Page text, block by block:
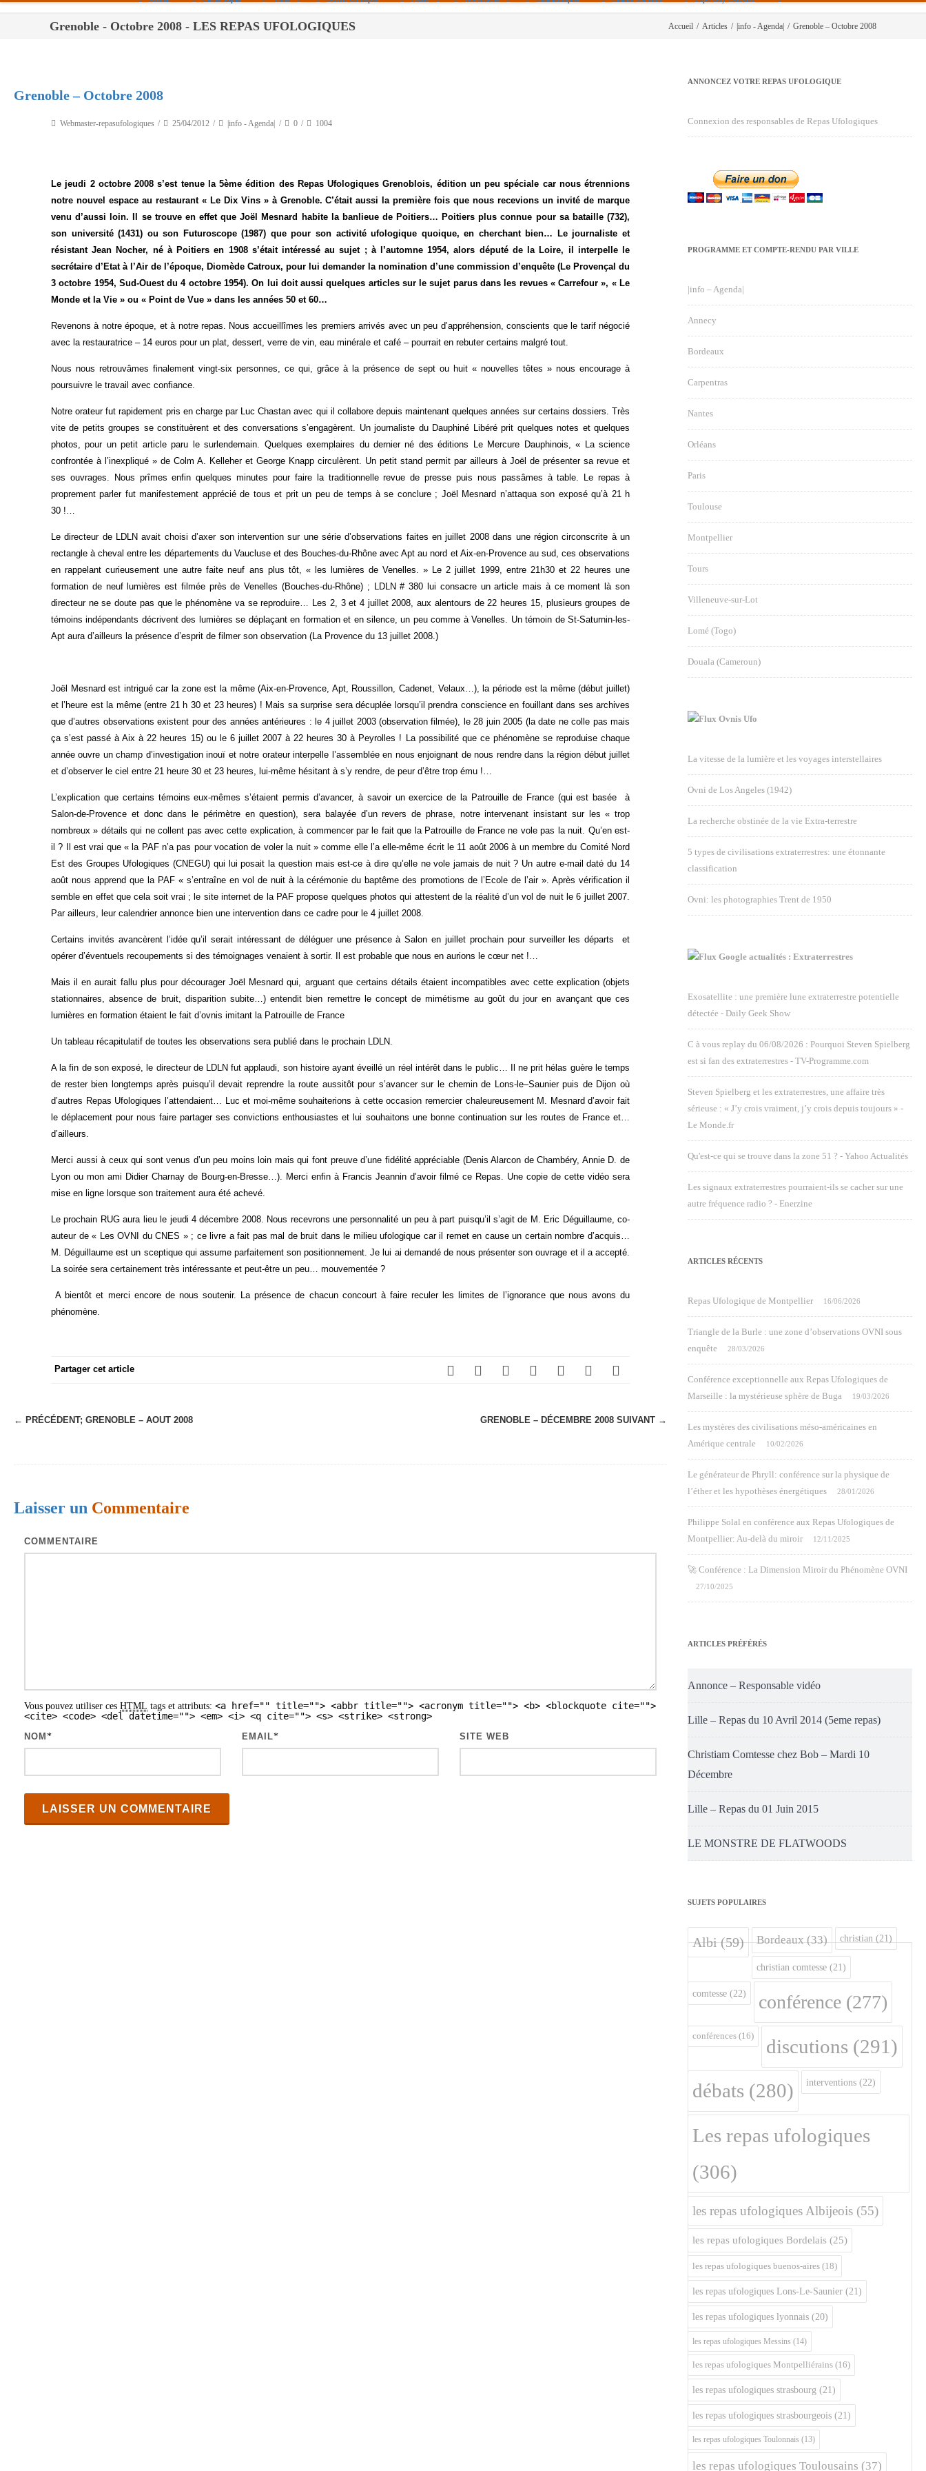
Paris
Nantes
Orléans
Strasbourg
Grenoble - Octobre 2008 - LES REPAS UFOLOGIQUES Accueil / Articles / |info - Agenda| / Grenoble – Octobre 2008
Grenoble – Octobre 2008
Webmaster-repasufologiques 25/04/2012 |info - Agenda| 0 1004
Le jeudi 2 octobre 2008 s’est tenue la 5ème édition des Repas Ufologiques Grenoblois, édition un peu spéciale car nous étrennions
notre nouvel espace au restaurant « Le Dix Vins » à Grenoble. C’était aussi la première fois que nous recevions un invité de marque
venu d’aussi loin. Il se trouve en effet que Joël Mesnard habite la banlieue de Poitiers… Poitiers plus connue pour sa bataille (732),
son université (1431) ou son Futuroscope (1987) que pour son activité ufologique quoique, en cherchant bien… Le journaliste et
résistant Jean Nocher, né à Poitiers en 1908 s’était intéressé au sujet ; à l’automne 1954, alors député de la Loire, il interpelle le
secrétaire d’Etat à l’Air de l’époque, Diomède Catroux, pour lui demander la nomination d’une commission d’enquête (Le Provençal du
3 octobre 1954, Sud-Ouest du 4 octobre 1954). On lui doit aussi quelques articles sur le sujet parus dans les revues « Carrefour », « Le
Monde et la Vie » ou « Point de Vue » dans les années 50 et 60…
Revenons à notre époque, et à notre repas. Nous accueillîmes les premiers arrivés avec un peu d’appréhension, conscients que le tarif négocié
avec la restauratrice – 14 euros pour un plat, dessert, verre de vin, eau minérale et café – pourrait en rebuter certains malgré tout.
Nous nous retrouvâmes finalement vingt-six personnes, ce qui, grâce à la présence de sept ou huit « nouvelles têtes » nous encourage à
poursuivre le travail avec confiance.
Notre orateur fut rapidement pris en charge par Luc Chastan avec qui il collabore depuis maintenant quelques années sur certains dossiers. Très
vite de petits groupes se constituèrent et des conversations s’engagèrent. Un journaliste du Dauphiné Libéré prit quelques notes et quelques
photos, pour un petit article paru le surlendemain. Quelques exemplaires du dernier né des éditions Le Mercure Dauphinois, « La science
confrontée à l’inexpliqué » de Colm A. Kelleher et George Knapp circulèrent. Un petit stand permit par ailleurs à Joël de présenter sa revue et
ses ouvrages. Nous prîmes enfin quelques minutes pour faire la traditionnelle revue de presse puis nous passâmes à table. Le repas à
proprement parler fut manifestement apprécié de tous et prit un peu de temps à se conclure ; Joël Mesnard n’attaqua son exposé qu’à 21 h
30 !…
Le directeur de LDLN avait choisi d’axer son intervention sur une série d’observations faites en juillet 2008 dans une région circonscrite à un
rectangle à cheval entre les départements du Vaucluse et des Bouches-du-Rhône avec Apt au nord et Aix-en-Provence au sud, ces observations
en rappelant curieusement une autre faite neuf ans plus tôt, « les lumières de Venelles. » Le 2 juillet 1999, entre 21h30 et 22 heures une
formation de neuf lumières est filmée près de Venelles (Bouches-du-Rhône) ; LDLN # 380 lui consacre un article mais à ce moment là son
directeur ne se doute pas que le phénomène va se reproduire… Les 2, 3 et 4 juillet 2008, aux alentours de 22 heures 15, plusieurs groupes de
témoins indépendants décrivent des lumières se déplaçant en formation et en silence, un peu comme à Venelles. Un témoin de St-Saturnin-les-
Apt aura d’ailleurs la présence d’esprit de filmer son observation (La Provence du 13 juillet 2008.)
Joël Mesnard est intrigué car la zone est la même (Aix-en-Provence, Apt, Roussillon, Cadenet, Velaux…), la période est la même (début juillet)
et l’heure est la même (entre 21 h 30 et 23 heures) ! Mais sa surprise sera décuplée lorsqu’il prendra conscience en fouillant dans ses archives
que d’autres observations existent pour des années antérieures : le 4 juillet 2003 (observation filmée), le 28 juin 2005 (la date ne colle pas mais
ça s’est passé à Aix à 22 heures 15) ou le 6 juillet 2007 à 22 heures 30 à Peyrolles ! La possibilité que ce phénomène se reproduise chaque
année ouvre un champ d’investigation inouï et notre orateur interpelle l’assemblée en nous enjoignant de nous rendre dans la région début juillet
et d’observer le ciel entre 21 heure 30 et 23 heures, lui-même hésitant à s’y rendre, de peur d’être trop ému !…
L’explication que certains témoins eux-mêmes s’étaient permis d’avancer, à savoir un exercice de la Patrouille de France (qui est basée à
Salon-de-Provence et donc dans le périmètre en question), sera balayée d’un revers de phrase, notre intervenant insistant sur les « trop
nombreux » détails qui ne collent pas avec cette explication, à commencer par le fait que la Patrouille de France ne vole pas la nuit. Qu’en est-
il ? Il est vrai que « la PAF n’a pas pour vocation de voler la nuit » comme elle l’a elle-même écrit le 11 août 2006 à un membre du Comité Nord
Est des Groupes Ufologiques (CNEGU) qui lui posait la question mais est-ce à dire qu’elle ne vole jamais de nuit ? Un autre e-mail daté du 14
août nous apprend que la PAF « s’entraîne en vol de nuit à la cérémonie du baptême des promotions de l’Ecole de l’air ». Après vérification il
semble en effet que cela soit vrai ; le site internet de la PAF propose quelques photos qui attestent de la réalité d’un vol de nuit le 6 juillet 2007.
Par ailleurs, leur calendrier annonce bien une intervention dans ce cadre pour le 4 juillet 2008.
Certains invités avancèrent l’idée qu’il serait intéressant de déléguer une présence à Salon en juillet prochain pour surveiller les départs et
opérer d’éventuels recoupements si des témoignages venaient à sortir. Il est probable que nous en aurions le cœur net !…
Mais il en aurait fallu plus pour décourager Joël Mesnard qui, arguant que certains détails étaient incompatibles avec cette explication (objets
stationnaires, absence de bruit, disparition subite…) entendit bien remettre le concept de mimétisme au goût du jour en avançant que ces
lumières en formation étaient le fait d’ovnis imitant la Patrouille de France
Un tableau récapitulatif de toutes les observations sera publié dans le prochain LDLN.
A la fin de son exposé, le directeur de LDLN fut applaudi, son histoire ayant éveillé un réel intérêt dans le public… Il ne prit hélas guère le temps
de rester bien longtemps après puisqu’il devait reprendre la route aussitôt pour s’avancer sur le chemin de Lons-le–Saunier puis de Dijon où
d’autres Repas Ufologiques l’attendaient… Luc et moi-même souhaiterions à cette occasion remercier chaleureusement M. Mesnard d’avoir fait
le déplacement pour nous faire partager ses convictions enthousiastes et lui souhaitons une bonne continuation sur les routes de France et…
d’ailleurs.
Merci aussi à ceux qui sont venus d’un peu moins loin mais qui font preuve d’une fidélité appréciable (Denis Alarcon de Chambéry, Annie D. de
Lyon ou mon ami Didier Charnay de Bourg-en-Bresse…). Merci enfin à Francis Jeannin d’avoir filmé ce Repas. Une copie de cette vidéo sera
mise en ligne lorsque son traitement aura été achevé.
Le prochain RUG aura lieu le jeudi 4 décembre 2008. Nous recevrons une personnalité un peu à part puisqu’il s’agit de M. Eric Déguillaume, co-
auteur de « Les OVNI du CNES » ; ce livre a fait pas mal de bruit dans le milieu ufologique car il remet en cause un certain nombre d’acquis…
M. Déguillaume est un sceptique qui assume parfaitement son positionnement. Je lui ai demandé de nous présenter son ouvrage et il a accepté.
La soirée sera certainement très intéressante et peut-être un peu… mouvementée ?
A bientôt et merci encore de nous soutenir. La présence de chacun concourt à faire reculer les limites de l’ignorance que nous avons du
phénomène.
Partager cet article
N
g
← PRÉCÉDENT; GRENOBLE – AOUT 2008 GRENOBLE – DÉCEMBRE 2008 SUIVANT →
Laisser un Commentaire
COMMENTAIRE
Vous pouvez utiliser ces HTML tags et attributs: <a href="" title=""> <abbr title=""> <acronym title=""> <b> <blockquote cite="">
<cite> <code> <del datetime=""> <em> <i> <q cite=""> <s> <strike> <strong>
NOM * EMAIL* SITE WEB
ANNONCEZ VOTRE REPAS UFOLOGIQUE
Connexion des responsables de Repas Ufologiques
PROGRAMME ET COMPTE-RENDU PAR VILLE
|info – Agenda|
Annecy
Bordeaux
Carpentras
Nantes
Orléans
Paris
Toulouse
Montpellier
Tours
Villeneuve-sur-Lot
Lomé (Togo)
Douala (Cameroun)
Ovnis Ufo
La vitesse de la lumière et les voyages interstellaires
Ovni de Los Angeles (1942)
La recherche obstinée de la vie Extra-terrestre
5 types de civilisations extraterrestres: une étonnante
classification
Ovni: les photographies Trent de 1950
Google actualités : Extraterrestres
Exosatellite : une première lune extraterrestre potentielle
détectée - Daily Geek Show
C à vous replay du 06/08/2026 : Pourquoi Steven Spielberg
est si fan des extraterrestres - TV-Programme.com
Steven Spielberg et les extraterrestres, une affaire très
sérieuse : « J’y crois vraiment, j’y crois depuis toujours » -
Le Monde.fr
Qu'est-ce qui se trouve dans la zone 51 ? - Yahoo Actualités
Les signaux extraterrestres pourraient-ils se cacher sur une
autre fréquence radio ? - Enerzine
ARTICLES RÉCENTS
Repas Ufologique de Montpellier 16/06/2026
Triangle de la Burle : une zone d’observations OVNI sous
enquête
28/03/2026
Conférence exceptionnelle aux Repas Ufologiques de
Marseille : la mystérieuse sphère de Buga
19/03/2026
Les mystères des civilisations méso-américaines en
Amérique centrale
10/02/2026
Le générateur de Phryll: conférence sur la physique de
l’éther et les hypothèses énergétiques
28/01/2026
Philippe Solal en conférence aux Repas Ufologiques de
Montpellier: Au-delà du miroir
12/11/2025
🚀 Conférence : La Dimension Miroir du Phénomène OVNI
27/10/2025
ARTICLES PRÉFÉRÉS
Annonce – Responsable vidéo
Lille – Repas du 10 Avril 2014 (5eme repas)
Christiam Comtesse chez Bob – Mardi 10
Décembre
Lille – Repas du 01 Juin 2015
LE MONSTRE DE FLATWOODS
SUJETS POPULAIRES
Albi(59) Bordeaux(33) christian (21)
christian comtesse (21)
comtesse (22) conférence (277)
conférences (16) discutions (291)
débats (280) interventions (22)
Les repas ufologiques
(306)
les repas ufologiques Albijeois (55)
les repas ufologiques Bordelais (25)
les repas ufologiques buenos-aires (18)
les repas ufologiques Lons-Le-Saunier (21)
les repas ufologiques lyonnais (20)
les repas ufologiques Messins (14)
les repas ufologiques Montpelliérains (16)
les repas ufologiques strasbourg (21)
les repas ufologiques strasbourgeois (21)
les repas ufologiques Toulonnais (13)
les repas ufologiques Toulousains (37)